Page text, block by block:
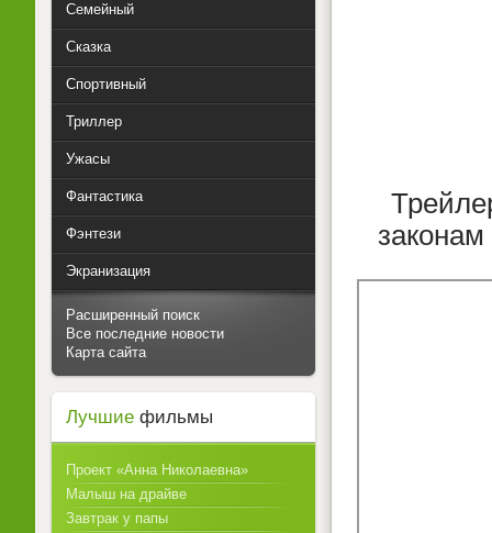
Семейный
Сказка
Спортивный
Триллер
Ужасы
Фантастика
Фэнтези
Экранизация
Расширенный поиск
Все последние новости
Карта сайта
Лучшие фильмы
Проект «Анна Николаевна»
Малыш на драйве
Завтрак у папы